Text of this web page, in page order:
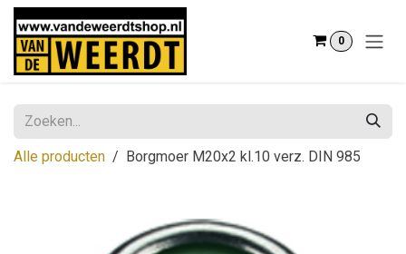
Overslaan naar inhoud
0
Alle producten Borgmoer M20x2 kl.10 verz. DIN 985